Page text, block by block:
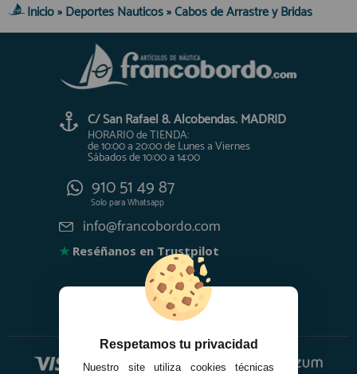
Inicio»Deportes Nauticos»Cabos de Arrastre y Bridas
C/ San Rafael 8. Alcobendas. MADRID
HORARIO de TIENDA:
de 10:00 a 20:00 de Lunes a Viernes
Sábados de 10:00 a 14:00
910 51 49 87
Solo paraWhatsapp
info@francobordo.com
★ Reséñanos en Trustpilot
Respetamos tu privacidad
Nuestro site utiliza cookies técnicas